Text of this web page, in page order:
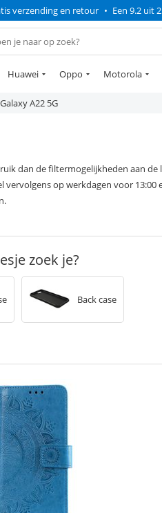
verzending en retour • Een 9.2 uit
Huawei Oppo Motorola
Galaxy A22 5G
dan de filtermogelijkheden aan
vervolgens op werkdagen voor
zoek je?
Back case